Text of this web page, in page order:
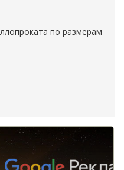
по размерам